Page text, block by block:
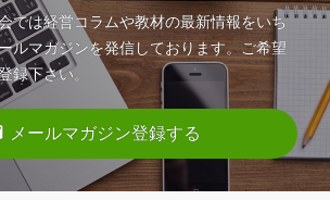
では経営コラムや教材の最新情報をいち
ルマガジンを発信しております。ご希望
録下さい。
メールマガジン登録する